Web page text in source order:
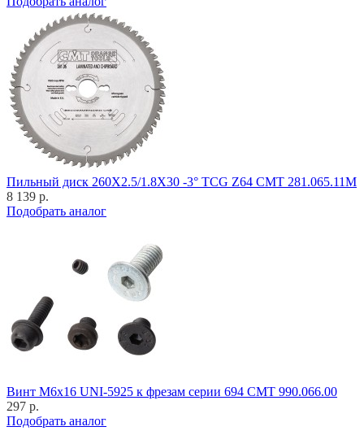
Пильный диск 260X2.5/1.8X30 -3° TCG Z64 CMT 281.065.11M
8 139 р.
Подобрать аналог
Винт M6x16 UNI-5925 к фрезам серии 694 CMT 990.066.00
297 р.
Подобрать аналог